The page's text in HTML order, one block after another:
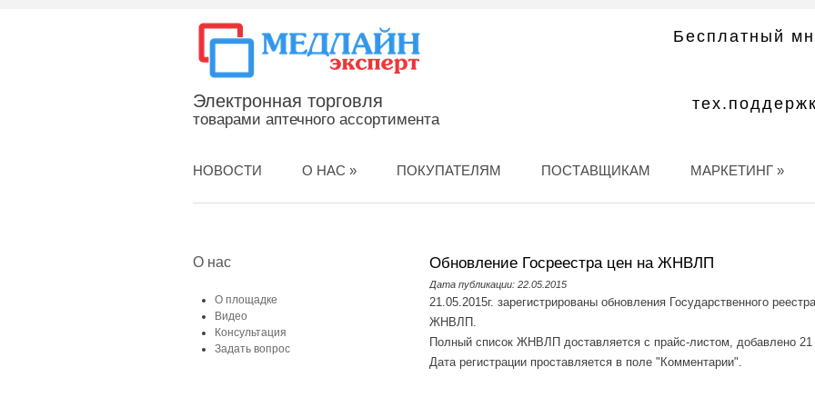
Электронная торговля
товарами аптечного ассортимента
Бесплатный
НОВОСТИ О НАС » ПОКУПАТЕЛЯМ ПОСТАВЩИКАМ МАРКЕТИНГ »
О нас
О площадке
Видео
Консультация
Задать вопрос
Обновление Госреестра цен на ЖНВЛП
Дата публикации: 22.05.2015
21.05.2015г. зарегистрированы обновления Государственного
ЖНВЛП.
Полный список ЖНВЛП доставляется с прайс-листом, добавлено 21
Дата регистрации проставляется в поле "Комментарии".